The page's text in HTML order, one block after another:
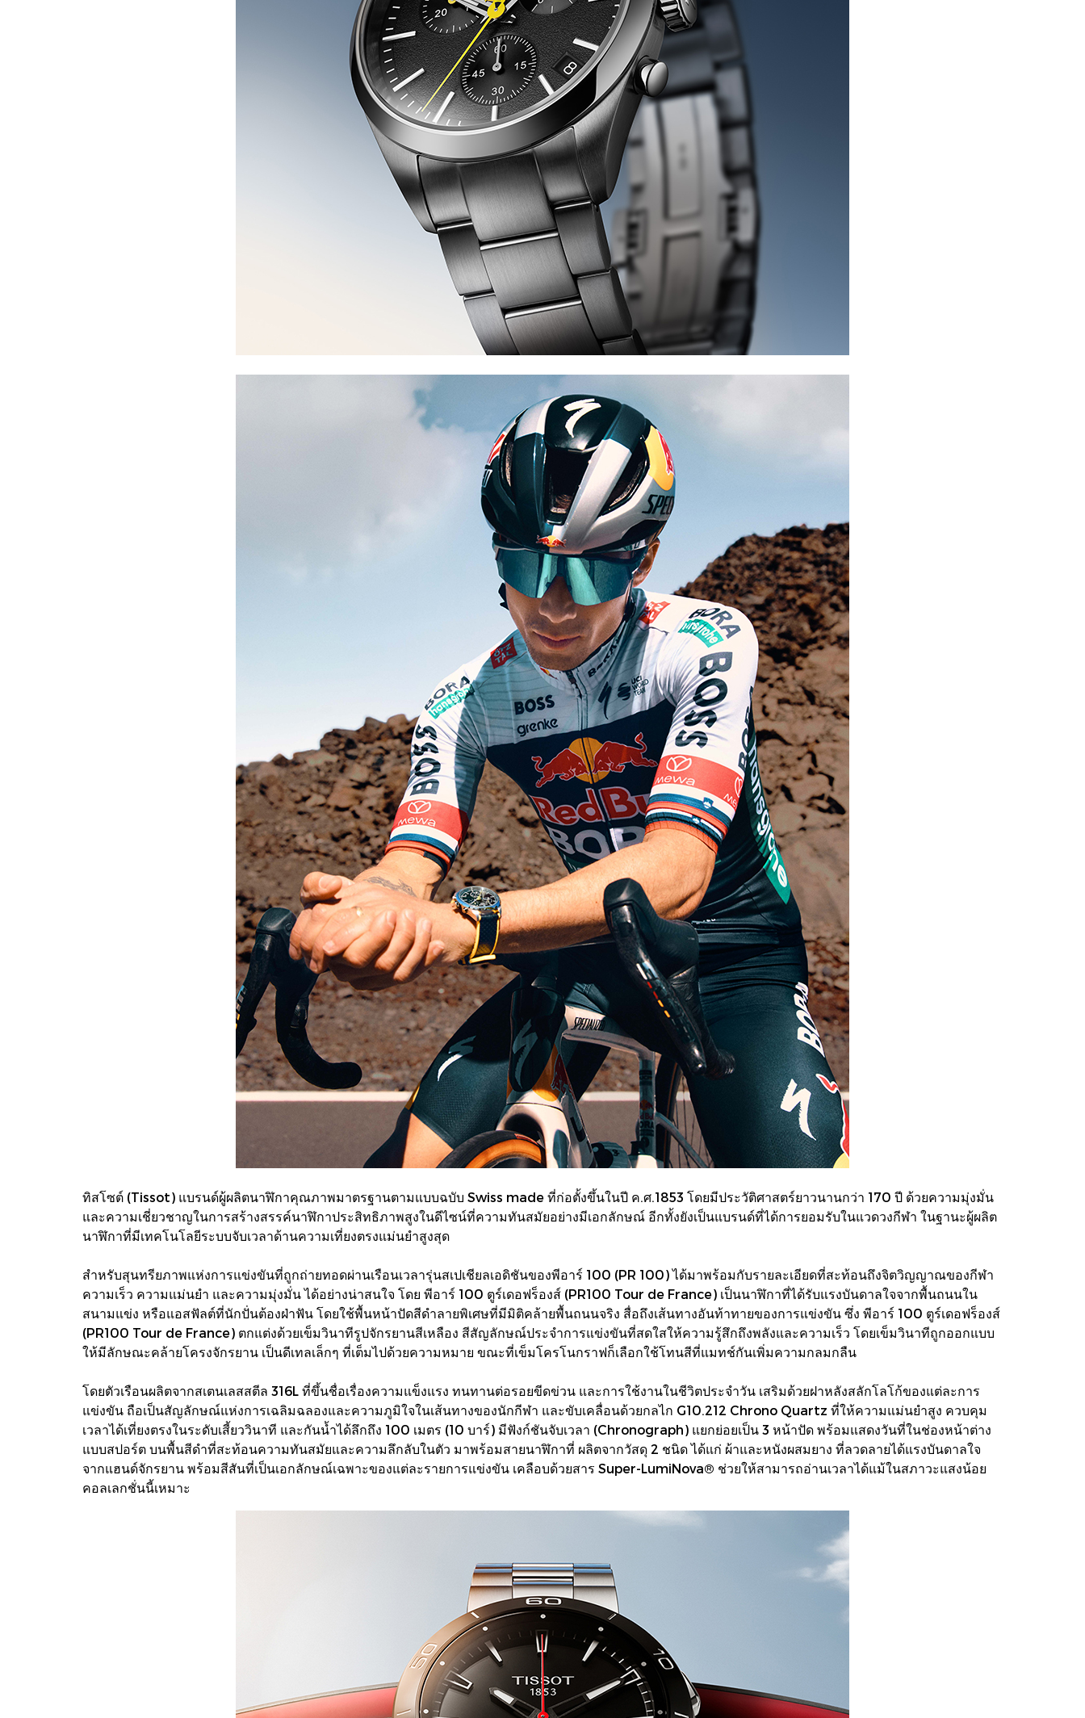
ทิสโซต์ (Tissot) แบรนด์ผู้ผลิตนาฬิกาคุณภาพมาตรฐานตามแบบฉบับ Swiss made ที่ก่อตั้งขึ้นในปี ค.ศ.1853 โดยมีประวัติศาสตร์ยาวนานกว่า 170 ปี ด้วยความมุ่งมั่น
และความเชี่ยวชาญในการสร้างสรรค์นาฬิกาประสิทธิภาพสูงในดีไซน์ที่ความทันสมัยอย่างมีเอกลักษณ์ อีกทั้งยังเป็นแบรนด์ที่ได้การยอมรับในแวดวงกีฬา ในฐานะผู้ผลิต
นาฬิกาที่มีเทคโนโลยีระบบจับเวลาด้านความเที่ยงตรงแม่นยำสูงสุด
สำหรับสุนทรียภาพแห่งการแข่งขันที่ถูกถ่ายทอดผ่านเรือนเวลารุ่นสเปเชียลเอดิชันของพีอาร์ 100 (PR 100) ได้มาพร้อมกับรายละเอียดที่สะท้อนถึงจิตวิญญาณของกีฬา
ความเร็ว ความแม่นยำ และความมุ่งมั่น ได้อย่างน่าสนใจ โดย พีอาร์ 100 ตูร์เดอฟร็องส์ (PR100 Tour de France) เป็นนาฬิกาที่ได้รับแรงบันดาลใจจากพื้นถนนใน
สนามแข่ง หรือแอสฟัลต์ที่นักปั่นต้องฝ่าฟัน โดยใช้พื้นหน้าปัดสีดำลายพิเศษที่มีมิติคล้ายพื้นถนนจริง สื่อถึงเส้นทางอันท้าทายของการแข่งขัน ซึ่ง พีอาร์ 100 ตูร์เดอฟร็องส์
(PR100 Tour de France) ตกแต่งด้วยเข็มวินาทีรูปจักรยานสีเหลือง สีสัญลักษณ์ประจำการแข่งขันที่สดใสให้ความรู้สึกถึงพลังและความเร็ว โดยเข็มวินาทีถูกออกแบบ
ให้มีลักษณะคล้ายโครงจักรยาน เป็นดีเทลเล็กๆ ที่เต็มไปด้วยความหมาย ขณะที่เข็มโครโนกราฟก็เลือกใช้โทนสีที่แมทช์กันเพิ่มความกลมกลืน
โดยตัวเรือนผลิตจากสเตนเลสสตีล 316L ที่ขึ้นชื่อเรื่องความแข็งแรง ทนทานต่อรอยขีดข่วน และการใช้งานในชีวิตประจำวัน เสริมด้วยฝาหลังสลักโลโก้ของแต่ละการ
แข่งขัน ถือเป็นสัญลักษณ์แห่งการเฉลิมฉลองและความภูมิใจในเส้นทางของนักกีฬา และขับเคลื่อนด้วยกลไก G10.212 Chrono Quartz ที่ให้ความแม่นยำสูง ควบคุม
เวลาได้เที่ยงตรงในระดับเสี้ยววินาที และกันน้ำได้ลึกถึง 100 เมตร (10 บาร์) มีฟังก์ชันจับเวลา (Chronograph) แยกย่อยเป็น 3 หน้าปัด พร้อมแสดงวันที่ในช่องหน้าต่าง
แบบสปอร์ต บนพื้นสีดำที่สะท้อนความทันสมัยและความลึกลับในตัว มาพร้อมสายนาฬิกาที่ ผลิตจากวัสดุ 2 ชนิด ได้แก่ ผ้าและหนังผสมยาง ที่ลวดลายได้แรงบันดาลใจ
จากแฮนด์จักรยาน พร้อมสีสันที่เป็นเอกลักษณ์เฉพาะของแต่ละรายการแข่งขัน เคลือบด้วยสาร Super-LumiNova® ช่วยให้สามารถอ่านเวลาได้แม้ในสภาวะแสงน้อย
คอลเลกชั่นนี้เหมาะ